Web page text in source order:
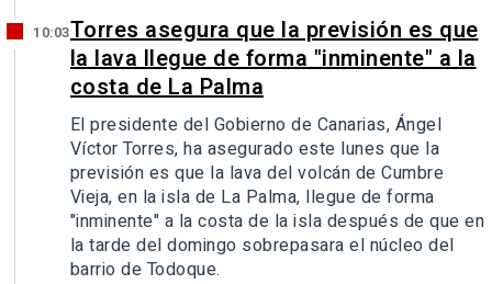
10:03Torres asegura que la previsión es que
la lava llegue de forma "inminente" a la
costa de La Palma
El presidente del Gobierno de Canarias, Ángel
Víctor Torres, ha asegurado este lunes que la
previsión es que la lava del volcán de Cumbre
Vieja, en la isla de La Palma, llegue de forma
"inminente" a la costa de la isla después de que en
la tarde del domingo sobrepasara el núcleo del
barrio de Todoque.